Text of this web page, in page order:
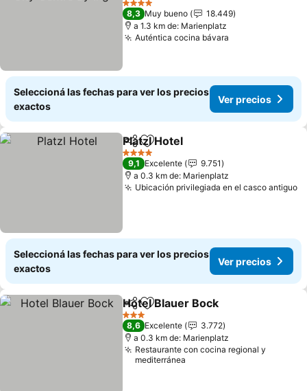
4 Estrellas
8,3 Muy bueno
18.449
a 1.3 km de: Marienplatz
Auténtica cocina bávara
Seleccioná las fechas para ver los precios
exactos
Ver precios
CompartirAñadir a favoritos
Platzl Hotel
4 Estrellas
9,1 Excelente
9.751
a 0.3 km de: Marienplatz
Ubicación privilegiada en el casco antiguo
Seleccioná las fechas para ver los precios
exactos
Ver precios
CompartirAñadir a favoritos
Hotel Blauer Bock
3 Estrellas
8,6 Excelente
3.772
a 0.3 km de: Marienplatz
Restaurante con cocina regional y
mediterránea